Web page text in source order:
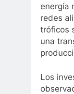
energía
redes
tróficos
una
Los